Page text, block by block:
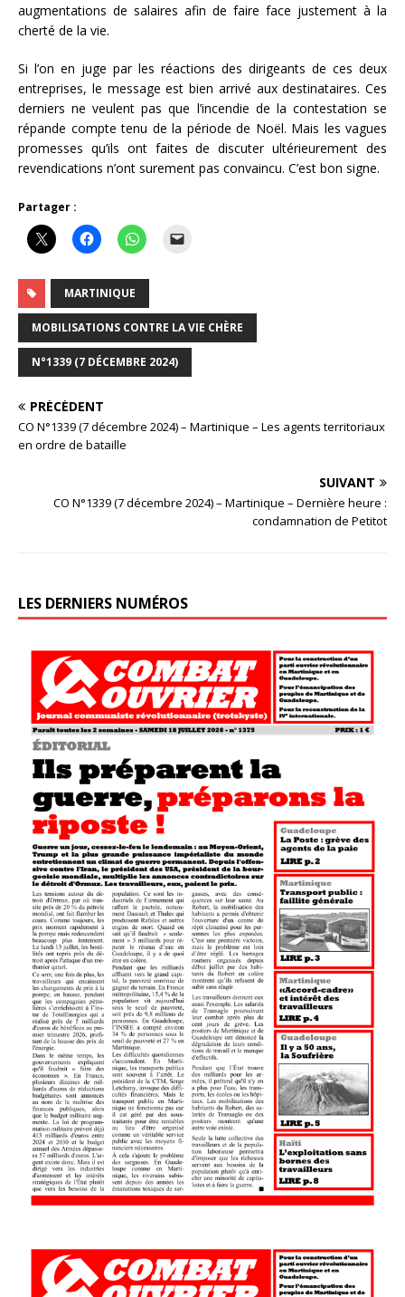
augmentations de salaires afin de faire face justement à la
cherté de la vie.
Si l’on en juge par les réactions des dirigeants de ces deux
entreprises, le message est bien arrivé aux destinataires. Ces
derniers ne veulent pas que l’incendie de la contestation se
répande compte tenu de la période de Noël. Mais les vagues
promesses qu’ils ont faites de discuter ultérieurement des
revendications n’ont surement pas convaincu. C’est bon signe.
Partager :
MARTINIQUE
MOBILISATIONS CONTRE LA VIE CHÈRE
N°1339 (7 DÉCEMBRE 2024)
PRÉCÉDENT
CO N°1339 (7 décembre 2024) – Martinique – Les agents territoriaux
en ordre de bataille
SUIVANT
CO N°1339 (7 décembre 2024) – Martinique – Dernière heure :
condamnation de Petitot
LES DERNIERS NUMÉROS